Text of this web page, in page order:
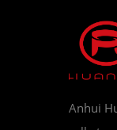
Anhui